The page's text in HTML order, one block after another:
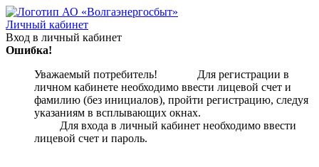
Личный кабинет
Вход в личный кабинет
Ошибка!
Уважаемый потребитель! Для регистрации в
личном кабинете необходимо ввести лицевой счет и
фамилию (без инициалов), пройти регистрацию, следуя
указаниям в всплывающих окнах.
Для входа в личный кабинет необходимо ввести
лицевой счет и пароль.